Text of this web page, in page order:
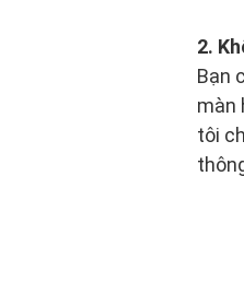
2.
Bạn
màn
tôi